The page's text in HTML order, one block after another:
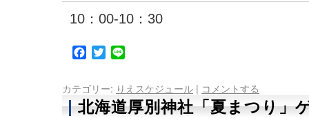
10：00-10：30
Facebook
Twitter
カテゴリー: りえスケジュール | コメントする
北海道厚別神社「夏まつり」